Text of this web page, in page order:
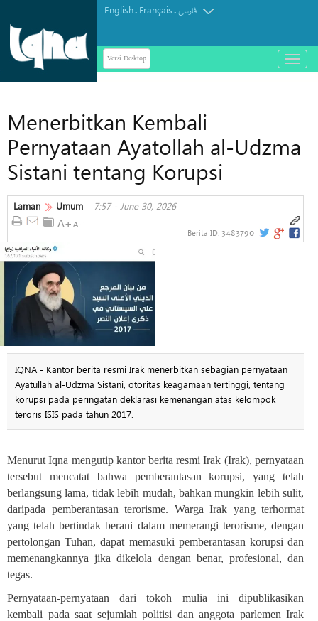
English. Français.فارسی
Versi Desktop
باز
و
Menerbitkan Kembali
Pernyataan Ayatollah al-Udzma
Sistani tentang Korupsi
Laman Umum 7:57 - June 30, 2026
Berita ID: 3483790
IQNA - Kantor berita resmi Irak menerbitkan sebagian pernyataan
Ayatullah al-Udzma Sistani, otoritas keagamaan tertinggi, tentang
korupsi pada peringatan deklarasi kemenangan atas kelompok
teroris ISIS pada tahun 2017.
Menurut Iqna mengutip kantor berita resmi Irak (Irak), pernyataan
tersebut mencatat bahwa pemberantasan korupsi, yang telah
berlangsung lama, tidak lebih mudah, bahkan mungkin lebih sulit,
daripada pemberantasan terorisme. Warga Irak yang terhormat
yang telah bertindak berani dalam memerangi terorisme, dengan
pertolongan Tuhan, dapat memasuki pemberantasan korupsi dan
memenangkannya jika dikelola dengan benar, profesional, dan
tegas.
Pernyataan-pernyataan dari tokoh mulia ini dipublikasikan
kembali pada saat sejumlah politisi dan anggota parlemen Irak